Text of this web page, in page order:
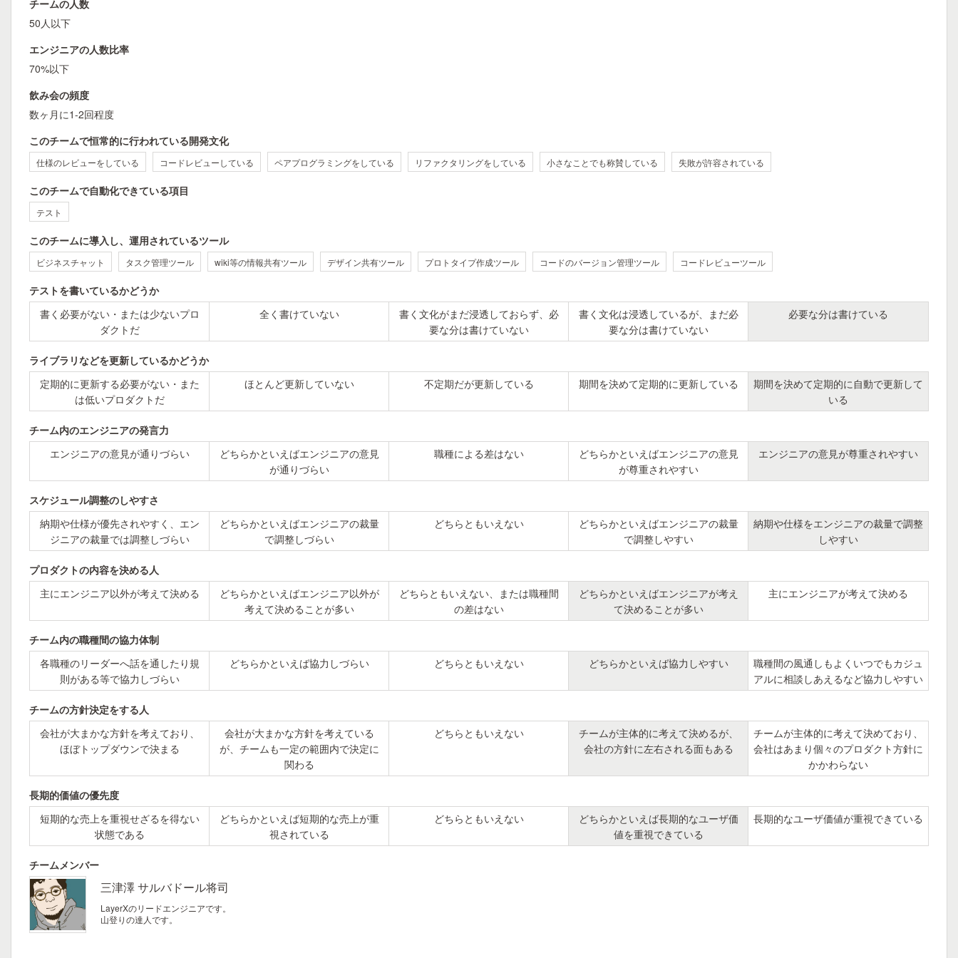
チームの人数
50人以下
エンジニアの人数比率
70%以下
飲み会の頻度
数ヶ月に1-2回程度
このチームで恒常的に行われている開発文化
仕様のレビューをしている コードレビューしている ペアプログラミングをしている リファクタリングをしている 小さなことでも称賛している 失敗が許容されている
このチームで自動化できている項目
テスト
このチームに導入し、運用されているツール
ビジネスチャット タスク管理ツール wiki等の情報共有ツール デザイン共有ツール プロトタイプ作成ツール コードのバージョン管理ツール コードレビューツール
テストを書いているかどうか
書く必要がない・または少ないプロ
ダクトだ
全く書けていない
書く文化がまだ浸透しておらず、必
要な分は書けていない
書く文化は浸透しているが、まだ必
要な分は書けていない
必要な分は書けている
ライブラリなどを更新しているかどうか
定期的に更新する必要がない・また
は低いプロダクトだ
ほとんど更新していない 不定期だが更新している 期間を決めて定期的に更新している
期間を決めて定期的に自動で更新して
いる
チーム内のエンジニアの発言力
エンジニアの意見が通りづらい
どちらかといえばエンジニアの意見
が通りづらい
職種による差はない
どちらかといえばエンジニアの意見
が尊重されやすい
エンジニアの意見が尊重されやすい
スケジュール調整のしやすさ
納期や仕様が優先されやすく、エン
ジニアの裁量では調整しづらい
どちらかといえばエンジニアの裁量
で調整しづらい
どちらともいえない
どちらかといえばエンジニアの裁量
で調整しやすい
納期や仕様をエンジニアの裁量で調整
しやすい
プロダクトの内容を決める人
主にエンジニア以外が考えて決める
どちらかといえばエンジニア以外が
考えて決めることが多い
どちらともいえない、または職種間
の差はない
どちらかといえばエンジニアが考え
て決めることが多い
主にエンジニアが考えて決める
チーム内の職種間の協力体制
各職種のリーダーへ話を通したり規
則がある等で協力しづらい
どちらかといえば協力しづらい どちらともいえない どちらかといえば協力しやすい
職種間の風通しもよくいつでもカジュ
アルに相談しあえるなど協力しやすい
チームの方針決定をする人
会社が大まかな方針を考えており、
ほぼトップダウンで決まる
会社が大まかな方針を考えている
が、チームも一定の範囲内で決定に
関わる
どちらともいえない
チームが主体的に考えて決めるが、
会社の方針に左右される面もある
チームが主体的に考えて決めており、
会社はあまり個々のプロダクト方針に
かかわらない
長期的価値の優先度
短期的な売上を重視せざるを得ない
状態である
どちらかといえば短期的な売上が重
視されている
どちらともいえない
どちらかといえば長期的なユーザ価
値を重視できている
長期的なユーザ価値が重視できている
チームメンバー
三津澤 サルバドール将司
LayerXのリードエンジニアです。
山登りの達人です。